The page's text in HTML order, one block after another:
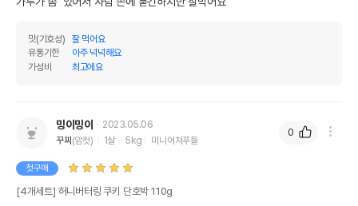
맛(기호성)
잘 먹어요
유통기한
아주 넉넉해요
가성비
최고에요
밍이밍이
2023.05.06
꾸찌(암컷) 1살 5kg 미니어처푸들
첫구매
[4개세트] 허니버터링 쿠키 단호박 110g
0